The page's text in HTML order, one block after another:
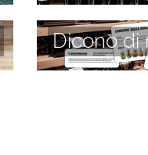
Dicono di